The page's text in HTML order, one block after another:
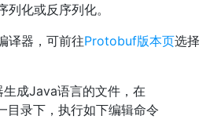
化或反序列化。
译器，可前往Protobuf版本页选择
成Java语言的文件，在
录下，执行如下编辑命令